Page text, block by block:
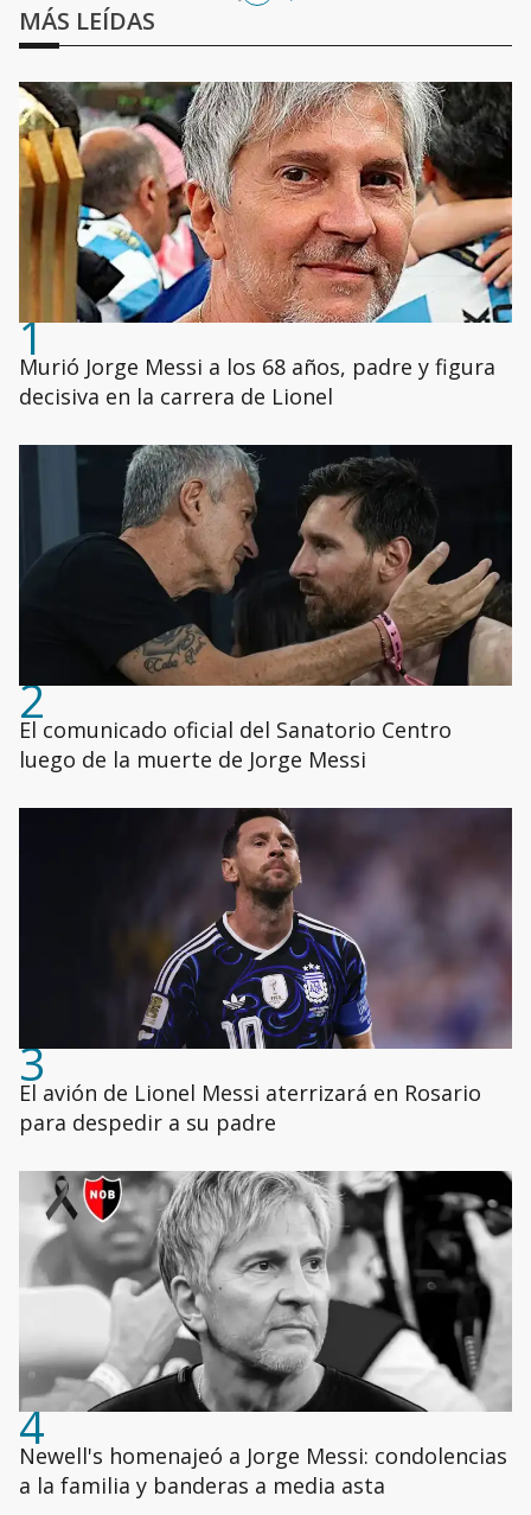
MÁS LEÍDAS
1
Murió Jorge Messi a los 68 años, padre y figura
decisiva en la carrera de Lionel
2
El comunicado oficial del Sanatorio Centro
luego de la muerte de Jorge Messi
3
El avión de Lionel Messi aterrizará en Rosario
para despedir a su padre
4
Newell's homenajeó a Jorge Messi: condolencias
a la familia y banderas a media asta